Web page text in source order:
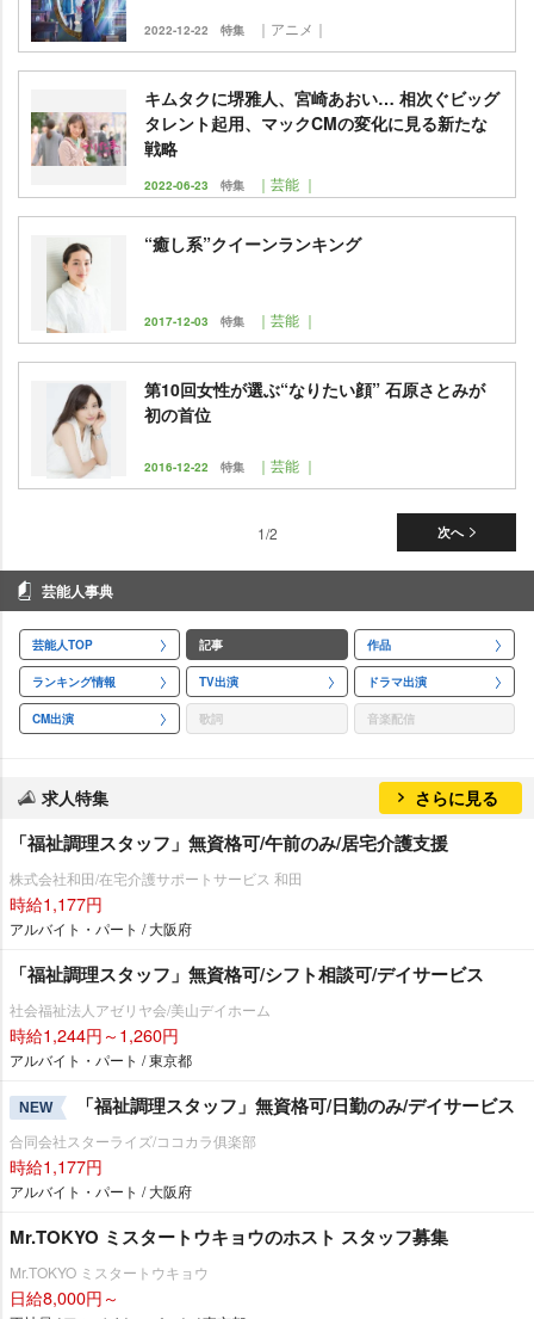
2022-12-22 特集 ｜アニメ｜
キムタクに堺雅人、宮崎あおい… 相次ぐビッグ
タレント起用、マックCMの変化に見る新たな
戦略
2022-06-23 特集 ｜芸能 ｜
“癒し系”クイーンランキング
2017-12-03 特集 ｜芸能 ｜
第10回女性が選ぶ“なりたい顔” 石原さとみが
初の首位
2016-12-22 特集 ｜芸能 ｜
次へ
1/2
芸能人事典
芸能人TOP 記事 作品
ランキング情報 TV出演 ドラマ出演
CM出演 歌詞 音楽配信
求人特集 さらに見る
「福祉調理スタッフ」無資格可/午前のみ/居宅介護支援
株式会社和田/在宅介護サポートサービス 和田
時給1,177円
アルバイト・パート / 大阪府
「福祉調理スタッフ」無資格可/シフト相談可/デイサービス
社会福祉法人アゼリヤ会/美山デイホーム
時給1,244円～1,260円
アルバイト・パート / 東京都
NEW 「福祉調理スタッフ」無資格可/日勤のみ/デイサービス
合同会社スターライズ/ココカラ俱楽部
時給1,177円
アルバイト・パート / 大阪府
Mr.TOKYO ミスタートウキョウのホスト スタッフ募集
Mr.TOKYO ミスタートウキョウ
日給8,000円～